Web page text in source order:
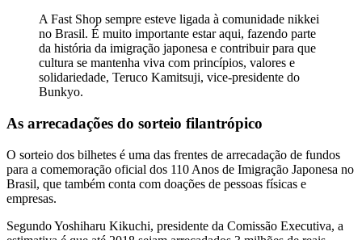
A Fast Shop sempre esteve ligada à comunidade nikkei
no Brasil. É muito importante estar aqui, fazendo parte
da história da imigração japonesa e contribuir para que
cultura se mantenha viva com princípios, valores e
solidariedade, Teruco Kamitsuji, vice-presidente do
Bunkyo.
As arrecadações do sorteio filantrópico
O sorteio dos bilhetes é uma das frentes de arrecadação de fundos
para a comemoração oficial dos 110 Anos de Imigração Japonesa no
Brasil, que também conta com doações de pessoas físicas e
empresas.
Segundo Yoshiharu Kikuchi, presidente da Comissão Executiva, a